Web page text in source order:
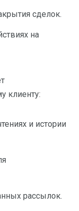
сделок.
на
клиенту:
и истории
рассылок.